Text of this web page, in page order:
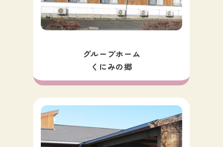
グループホーム
くにみの郷